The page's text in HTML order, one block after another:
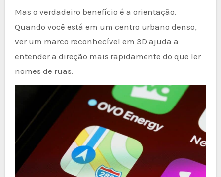
Mas o verdadeiro benefício é a orientação.
Quando você está em um centro urbano denso,
ver um marco reconhecível em 3D ajuda a
entender a direção mais rapidamente do que ler
nomes de ruas.